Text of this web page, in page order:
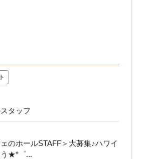
タッフ
のホールSTAFF＞大募集♪ハワイ
う★*゜...